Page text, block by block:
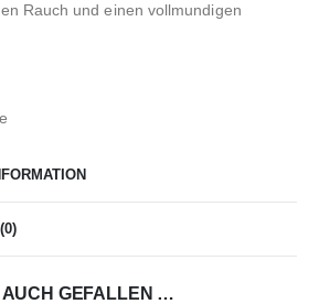
Rauch und einen vollmundigen
AUCH GEFALLEN …